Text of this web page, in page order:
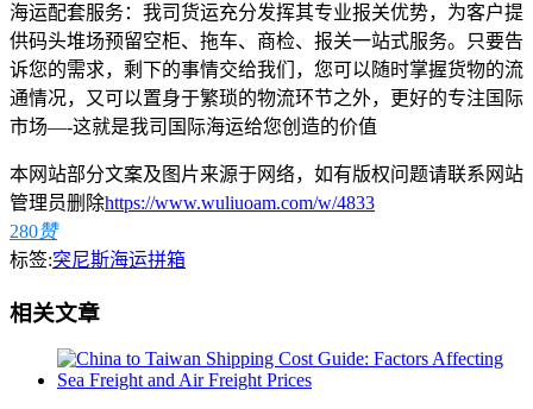
海运配套服务：我司货运充分发挥其专业报关优势，为客户提
供码头堆场预留空柜、拖车、商检、报关一站式服务。只要告
诉您的需求，剩下的事情交给我们，您可以随时掌握货物的流
通情况，又可以置身于繁琐的物流环节之外，更好的专注国际
市场—-这就是我司国际海运给您创造的价值
本网站部分文案及图片来源于网络，如有版权问题请联系网站
管理员删除https://www.wuliuoam.com/w/4833
280赞
标签:突尼斯海运拼箱
相关文章